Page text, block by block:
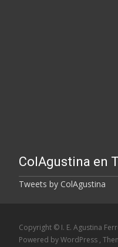
ColAgustina en
Tweets by ColAgustina
Copyright © I. E. Agustina
Powered by WordPress ,